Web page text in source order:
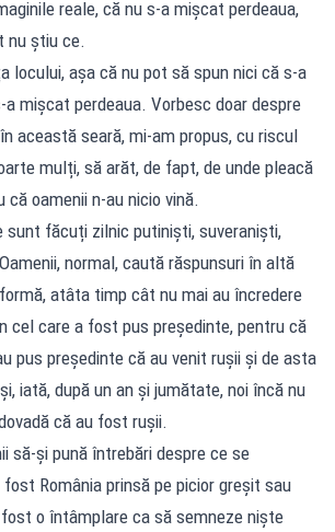
reale, că nu s-a mișcat perdeaua,
nu știu ce.
locului, așa că nu pot să spun nici că s-a
mișcat perdeaua. Vorbesc doar despre
această seară, mi-am propus, cu riscul
mulți, să arăt, de fapt, de unde pleacă
că oamenii n-au nicio vină.
sunt făcuți zilnic putiniști, suveraniști,
normal, caută răspunsuri în altă
atâta timp cât nu mai au încredere
cel care a fost pus președinte, pentru că
pus președinte că au venit rușii și de asta
iată, după un an și jumătate, noi încă nu
că au fost rușii.
să-și pună întrebări despre ce se
România prinsă pe picior greșit sau
o întâmplare ca să semneze niște